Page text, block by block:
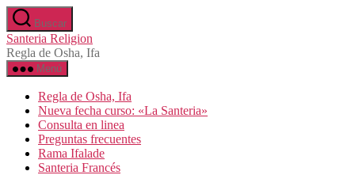
Saltar
al
contenido
Buscar
Santeria Religion
Regla de Osha, Ifa
Menú
Regla de Osha, Ifa
Nueva fecha curso: «La Santeria»
Consulta en linea
Preguntas frecuentes
Rama Ifalade
Santeria Francés